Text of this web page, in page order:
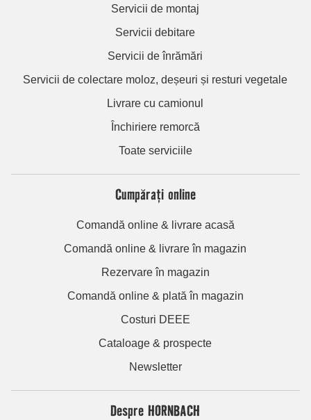
Servicii de montaj
Servicii debitare
Servicii de înrămări
Servicii de colectare moloz, deșeuri și resturi vegetale
Livrare cu camionul
Închiriere remorcă
Toate serviciile
Cumpărați online
Comandă online & livrare acasă
Comandă online & livrare în magazin
Rezervare în magazin
Comandă online & plată în magazin
Costuri DEEE
Cataloage & prospecte
Newsletter
Despre HORNBACH